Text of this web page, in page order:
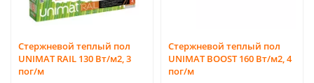
Стержневой теплый пол
UNIMAT RAIL 130 Вт/м2, 3
пог/м
Стержневой теплый пол
UNIMAT BOOST 160 Вт/м2, 4
пог/м